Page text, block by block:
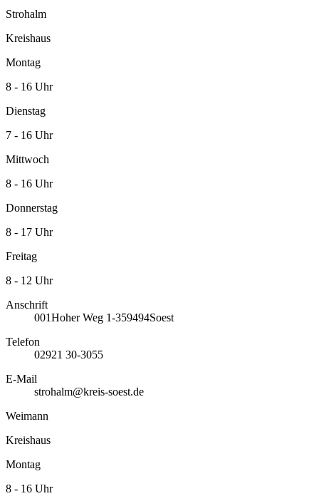
Strohalm
Kreishaus
Montag
8 - 16 Uhr
Dienstag
7 - 16 Uhr
Mittwoch
8 - 16 Uhr
Donnerstag
8 - 17 Uhr
Freitag
8 - 12 Uhr
Anschrift
001Hoher Weg 1-359494Soest
Telefon
02921 30-3055
E-Mail
strohalm@kreis-soest.de
Weimann
Kreishaus
Montag
8 - 16 Uhr